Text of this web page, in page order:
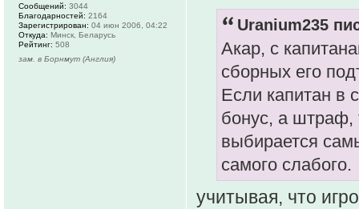
Uranium235
Акар, с
сборных его
Если капитан в
бонус, а штраф,
выбирается
самого слабого.
учитывая, что
Сообщений: 3044
Благодарностей: 2164
Зарегистрирован: 04 июн 2006, 04:22
Откуда: Минск, Беларусь
Рейтинг: 508
зам. в Борнмут (Англия)